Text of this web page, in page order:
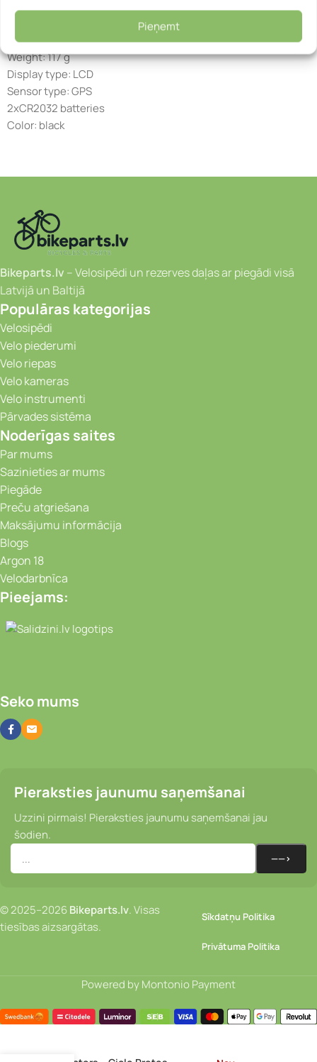
Pieņemt
start/stop, time 12/24, battery change display
Dimensions: 6.2 x 4.6 x 1.6 cm
Weight: 117 g
Display type: LCD
Sensor type: GPS
2xCR2032 batteries
Color: black
Bikeparts.lv – Velosipēdi un rezerves daļas ar piegādi visā
Latvijā un Baltijā
Populāras kategorijas
Velosipēdi
Velo piederumi
Velo riepas
Velo kameras
Velo instrumenti
Pārvades sistēma
Noderīgas saites
Par mums
Sazinieties ar mums
Piegāde
Preču atgriešana
Maksājumu informācija
Blogs
Argon 18
Velodarbnīca
Pieejams:
Video novērošanas kameras, Portatīvie
Seko mums
Pieraksties jaunumu saņemšanai
Uzzini pirmais! Pieraksties jaunumu saņemšanai jau
šodien.
© 2025–2026Bikeparts.lv. Visas
tiesības aizsargātas.
Sīkdatņu Politika
Privātuma Politika
Powered by Montonio Payment